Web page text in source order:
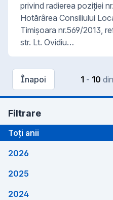
privind radierea poziției
Hotărârea Consiliului
Timișoara nr.569/2013,
str. Lt. Ovidiu…
Înapoi 1 - 10 din
Filtrare
Toți anii
2026
2025
2024